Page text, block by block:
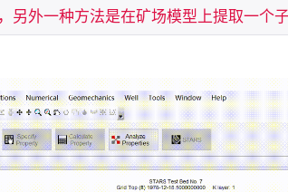
外一种方法是在矿场模型上提取一个